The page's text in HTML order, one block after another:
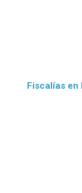
Fiscalías en